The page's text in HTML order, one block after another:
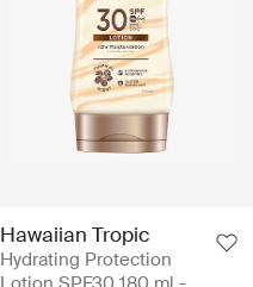
Hawaiian Tropic
Hydrating Protection